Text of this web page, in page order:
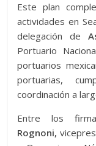
Este plan
actividades en
delegación de
Portuario
portuarios
portuarias,
coordinación a
Entre los
Rognoni,